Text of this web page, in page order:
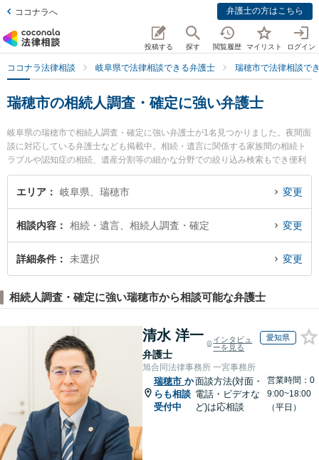
ココナラへ 弁護士の方はこちら
投稿する 探す 閲覧履歴 マイリスト ログイン
ココナラ法律相談 岐阜県で法律相談できる弁護士 瑞穂市で法律相談で
瑞穂市の相続人調査・確定に強い弁護士
岐阜県の瑞穂市で相続人調査・確定に強い弁護士が1名見つかりました。夜間面
談に対応している弁護士なども掲載中。相続・遺言に関係する家族間の相続ト
ラブルや認知症の相続、遺産分割等の細かな分野での絞り込み検索もでき便利
です。特に堀田暁之法律事務所の堀田 暁之弁護士のプロフィール情報や弁護士
費用、強みなどが注目されています。『瑞穂市で土日や夜間に発生した相続人
人調査・確定を法律相談できる瑞穂市内の弁護士に相談予約したい』などでお
困りの相談者さんにおすすめです。
エリア 岐阜県、瑞穂市 変更
相談内容 相続・遺言、相続人調査・確定 変更
詳細条件 未選択 変更
相続人調査・確定に強い瑞穂市から相談可能な弁護士
清水 洋一
弁護士
インタビュ
ーを見る
愛知県
旭合同法律事務所 一宮事務所
瑞穂市 か
らも相談
受付中
面談方法(対面・
電話・ビデオな
ど)は応相談
営業時間：0
9:00~18:00
（平日）